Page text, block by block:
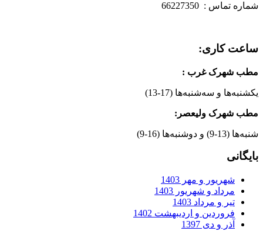
شماره تماس : 66227350
ساعت کاری:
مطب شهرک غرب :
یکشنبه‌ها و سه‌شنبه‌ها (17-13)
مطب شهرک ولیعصر:
شنبه‌ها (13-9) و دوشنبه‌ها (16-9)
بایگانی
شهریور و مهر 1403
مرداد و شهریور 1403
تیر و مرداد 1403
فروردین و اردیبهشت 1402
آذر و دی 1397